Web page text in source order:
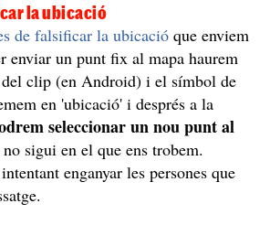
la ubicació
de falsificar la ubicació que enviem
enviar un punt fix al mapa haurem
clip (en Android) i el símbol de
en 'ubicació' i després a la
seleccionar un nou punt al
sigui en el que ens trobem.
enganyar les persones que